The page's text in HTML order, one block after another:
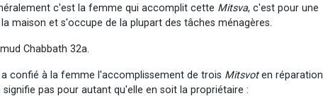
c'est la femme qui accomplit cette Mitsva, c'est pour une
maison et s'occupe de la plupart des tâches ménagères.
Chabbath 32a.
a confié à la femme l'accomplissement de trois Mitsvoten réparation
pas pour autant qu'elle en soit la propriétaire :